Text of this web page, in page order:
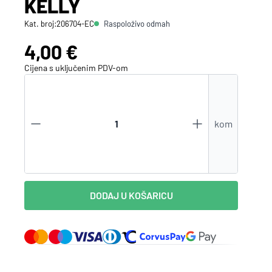
Zaboravili ste lozinku?
STE NA WEBSHOP-U?
KELLY
Kat. broj:206704-EC Raspoloživo odmah
Cijena:
4,00 €
Cijena s uključenim PDV-om
kom
DODAJ U KOŠARICU